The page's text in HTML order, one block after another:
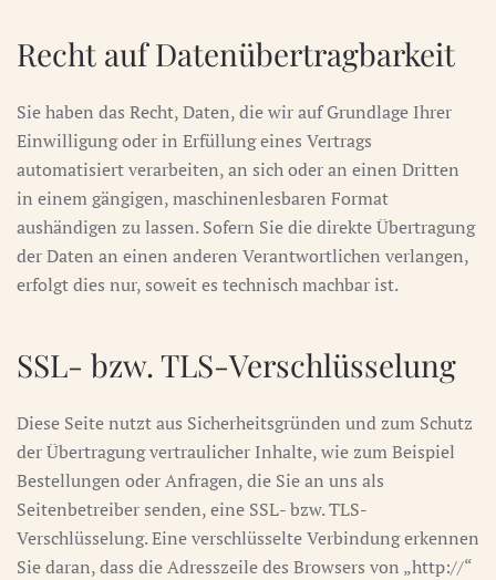
Recht auf Daten­übertrag­barkeit
Sie haben das Recht, Daten, die wir auf Grundlage Ihrer
Einwilligung oder in Erfüllung eines Vertrags
automatisiert verarbeiten, an sich oder an einen Dritten
in einem gängigen, maschinenlesbaren Format
aushändigen zu lassen. Sofern Sie die direkte Übertragung
der Daten an einen anderen Verantwortlichen verlangen,
erfolgt dies nur, soweit es technisch machbar ist.
SSL- bzw. TLS-Verschlüsselung
Diese Seite nutzt aus Sicherheitsgründen und zum Schutz
der Übertragung vertraulicher Inhalte, wie zum Beispiel
Bestellungen oder Anfragen, die Sie an uns als
Seitenbetreiber senden, eine SSL- bzw. TLS-
Verschlüsselung. Eine verschlüsselte Verbindung erkennen
Sie daran, dass die Adresszeile des Browsers von „http://“